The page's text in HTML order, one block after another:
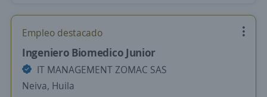
Empleo destacado
Ingeniero Biomedico Junior
IT MANAGEMENT ZOMAC SAS
Neiva, Huila